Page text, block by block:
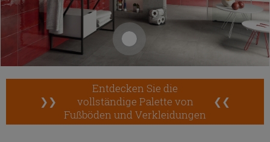
❯❯
Entdecken Sie die
vollständige Palette von
Fußböden und Verkleidungen
❮❮